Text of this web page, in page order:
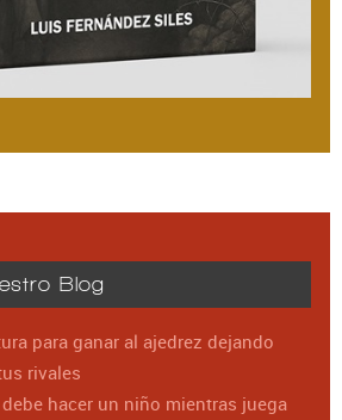
Blog
para ganar al ajedrez dejando
rivales
hacer un niño mientras juega